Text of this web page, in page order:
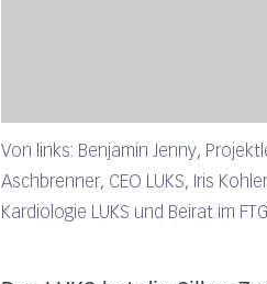
Von links: Benjamin Jenny,
Aschbrenner, CEO LUKS, Iris
Kardiologie LUKS und Beirat im